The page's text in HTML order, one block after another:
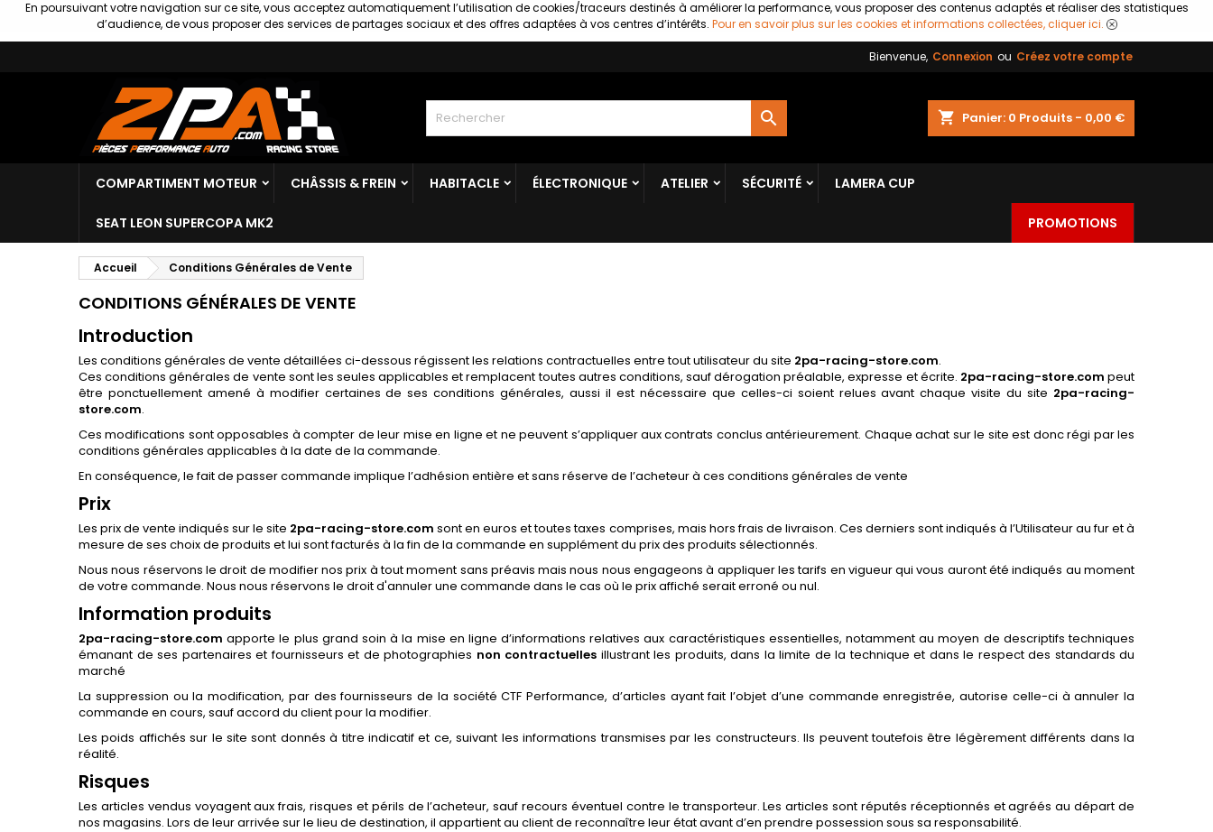
En poursuivant votre navigation sur ce site, vous acceptez automatiquement l’utilisation de cookies/traceurs destinés à améliorer la performance, vous proposer des contenus adaptés et réaliser des statistiques
d’audience, de vous proposer des services de partages sociaux et des offres adaptées à vos centres d’intérêts. Pour en savoir plus sur les cookies et informations collectées, cliquer ici.
Bienvenue, Connexion ou Créez votre compte
shopping_cart Panier: 0 Produits - 0,00 €

COMPARTIMENT MOTEUR CHÂSSIS & FREIN HABITACLE ÉLECTRONIQUE ATELIER SÉCURITÉ LAMERA CUP
SEAT LEON SUPERCOPA MK2 PROMOTIONS
Accueil Conditions Générales de Vente
CONDITIONS GÉNÉRALES DE VENTE
Introduction
Les conditions générales de vente détaillées ci-dessous régissent les relations contractuelles entre tout utilisateur du site 2pa-racing-store.com.
Ces conditions générales de vente sont les seules applicables et remplacent toutes autres conditions, sauf dérogation préalable, expresse et écrite. 2pa-racing-store.compeut
être ponctuellement amené à modifier certaines de ses conditions générales, aussi il est nécessaire que celles-ci soient relues avant chaque visite du site 2pa-racing-
store.com.
Ces modifications sont opposables à compter de leur mise en ligne et ne peuvent s’appliquer aux contrats conclus antérieurement. Chaque achat sur le site est donc régi par les
conditions générales applicables à la date de la commande.
En conséquence, le fait de passer commande implique l’adhésion entière et sans réserve de l’acheteur à ces conditions générales de vente
Prix
Les prix de vente indiqués sur le site 2pa-racing-store.com sont en euros et toutes taxes comprises, mais hors frais de livraison. Ces derniers sont indiqués à l’Utilisateur au fur et à
mesure de ses choix de produits et lui sont facturés à la fin de la commande en supplément du prix des produits sélectionnés.
Nous nous réservons le droit de modifier nos prix à tout moment sans préavis mais nous nous engageons à appliquer les tarifs en vigueur qui vous auront été indiqués au moment
de votre commande. Nous nous réservons le droit d'annuler une commande dans le cas où le prix affiché serait erroné ou nul.
Information produits
2pa-racing-store.com apporte le plus grand soin à la mise en ligne d’informations relatives aux caractéristiques essentielles, notamment au moyen de descriptifs techniques
émanant de ses partenaires et fournisseurs et de photographies non contractuelles illustrant les produits, dans la limite de la technique et dans le respect des standards du
marché
La suppression ou la modification, par des fournisseurs de la société CTF Performance, d’articles ayant fait l’objet d’une commande enregistrée, autorise celle-ci à annuler la
commande en cours, sauf accord du client pour la modifier.
Les poids affichés sur le site sont donnés à titre indicatif et ce, suivant les informations transmises par les constructeurs. Ils peuvent toutefois être légèrement différents dans la
réalité.
Risques
Les articles vendus voyagent aux frais, risques et périls de l’acheteur, sauf recours éventuel contre le transporteur. Les articles sont réputés réceptionnés et agréés au départ de
nos magasins. Lors de leur arrivée sur le lieu de destination, il appartient au client de reconnaître leur état avant d’en prendre possession sous sa responsabilité.